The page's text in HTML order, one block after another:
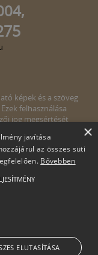
képek és a szöveg
felhasználása
jog megsértését
a következő e-mail
×
javítása
az összes süti
Bővebben
ELUTASÍTÁSA